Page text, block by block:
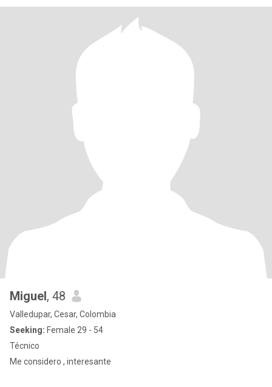
Miguel, 48
Valledupar, Cesar, Colombia
Seeking: Female 29 - 54
Técnico
Me considero , interesante